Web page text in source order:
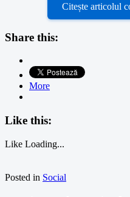
Citește articolul
Share this:
More
Like this:
Like Loading...
Posted in Social